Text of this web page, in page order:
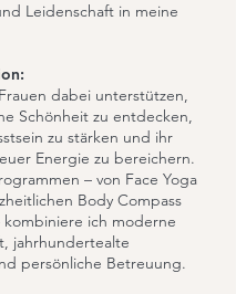
Leidenschaft in meine
dabei unterstützen,
Schönheit zu entdecken,
zu stärken und ihr
Energie zu bereichern.
– von Face Yoga
Body Compass
kombiniere ich moderne
jahrhundertealte
persönliche Betreuung.